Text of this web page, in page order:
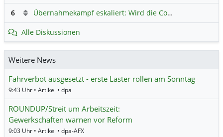
6 Übernahmekampf eskaliert: Wird die Commerzbank italienisch?
Alle Diskussionen
Weitere News
Fahrverbot ausgesetzt - erste Laster rollen am Sonntag
9:43 Uhr • Artikel • dpa
ROUNDUP/Streit um Arbeitszeit:
Gewerkschaften warnen vor Reform
9:03 Uhr • Artikel • dpa-AFX